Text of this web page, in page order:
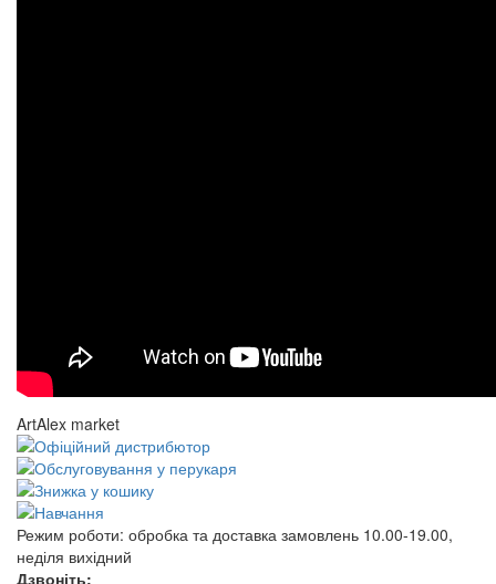
ArtAlex market
Режим роботи: обробка та доставка замовлень 10.00-19.00,
неділя вихідний
Дзвоніть: